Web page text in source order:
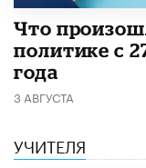
​Что
политике с
года
3 АВГУСТА
УЧИТЕЛЯ